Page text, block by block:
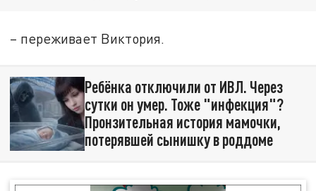
– переживает Виктория.
Ребёнка отключили от ИВЛ. Через
сутки он умер. Тоже "инфекция"?
Пронзительная история мамочки,
потерявшей сынишку в роддоме